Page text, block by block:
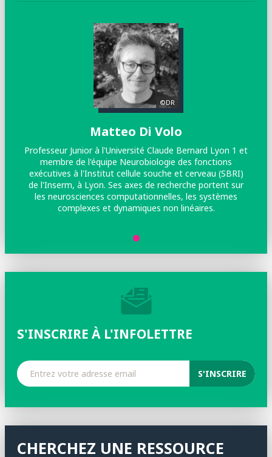
©DR
Matteo Di Volo
Professeur Junior à l'Université Claude Bernard Lyon 1 et
membre de l'équipe Neurobiologie des fonctions
exécutives à l'Institut cellule souche et cerveau (SBRI)
de l'Inserm, à Lyon. Ses axes de recherche portent sur
les neurosciences computationnelles, les systèmes
complexes et dynamiques non linéaires.
S'INSCRIRE À L'INFOLETTRE
CHERCHEZ UNE RESSOURCE